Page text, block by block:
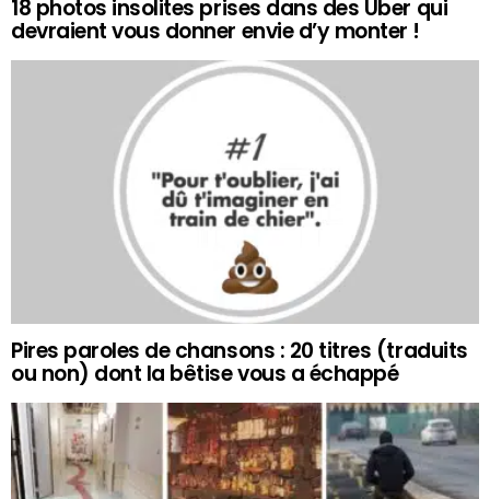
18 photos insolites prises dans des Uber qui
devraient vous donner envie d’y monter !
Pires paroles de chansons : 20 titres (traduits
ou non) dont la bêtise vous a échappé